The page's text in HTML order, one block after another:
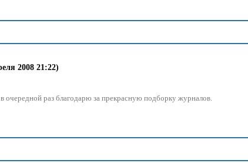
2008 21:22)
в очередной раз благодарю за прекрасную подборку журналов.